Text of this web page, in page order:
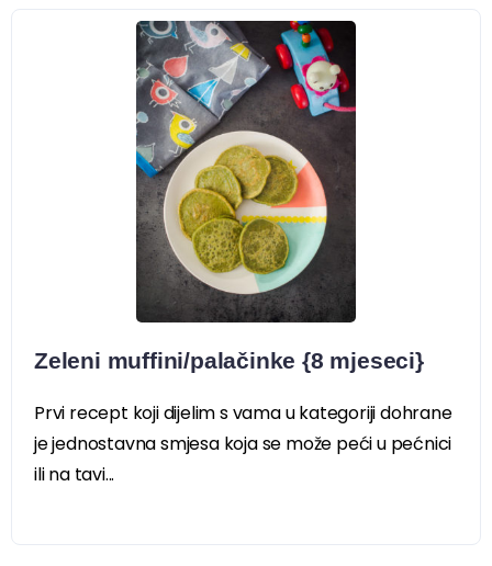
Zeleni muffini/palačinke {8 mjeseci}
Prvi recept koji dijelim s vama u kategoriji dohrane
je jednostavna smjesa koja se može peći u pećnici
ili na tavi...